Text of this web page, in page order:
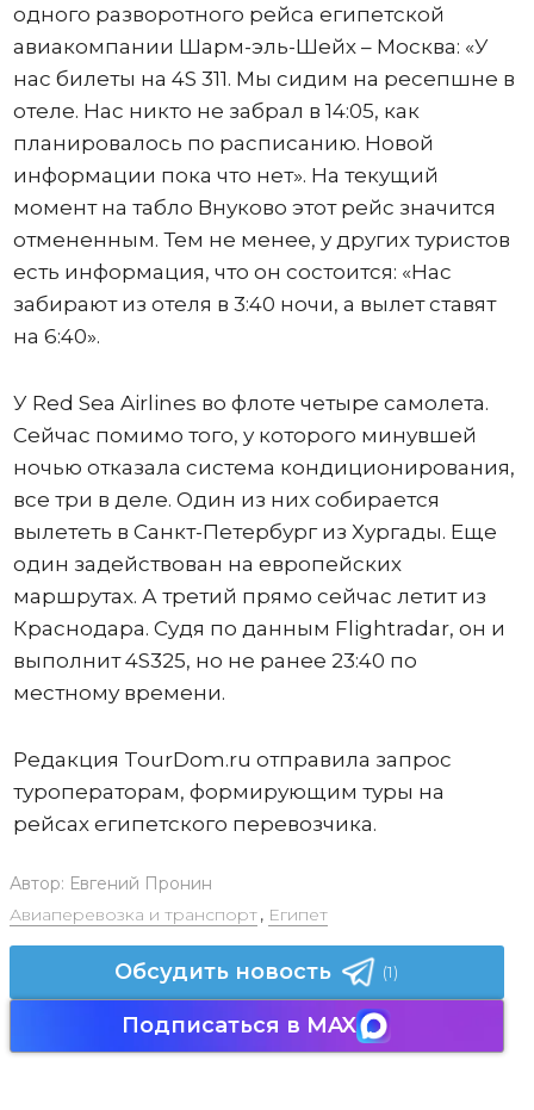
одного разворотного рейса египетской
авиакомпании Шарм-эль-Шейх – Москва: «У
нас билеты на 4S 311. Мы сидим на ресепшне в
отеле. Нас никто не забрал в 14:05, как
планировалось по расписанию. Новой
информации пока что нет». На текущий
момент на табло Внуково этот рейс значится
отмененным. Тем не менее, у других туристов
есть информация, что он состоится: «Нас
забирают из отеля в 3:40 ночи, а вылет ставят
на 6:40».
У Red Sea Airlines во флоте четыре самолета.
Сейчас помимо того, у которого минувшей
ночью отказала система кондиционирования,
все три в деле. Один из них собирается
вылететь в Санкт-Петербург из Хургады. Еще
один задействован на европейских
маршрутах. А третий прямо сейчас летит из
Краснодара. Судя по данным Flightradar, он и
выполнит 4S325, но не ранее 23:40 по
местному времени.
Редакция TourDom.ru отправила запрос
туроператорам, формирующим туры на
рейсах египетского перевозчика.
Автор: Евгений Пронин
Авиаперевозка и транспорт, Египет
Обсудить новость (1)
Подписаться в MAX